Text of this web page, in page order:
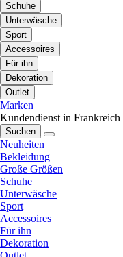
Schuhe
Unterwäsche
Sport
Accessoires
Für ihn
Dekoration
Outlet
Marken
Kundendienst in Frankreich
Suchen
Neuheiten
Bekleidung
Große Größen
Schuhe
Unterwäsche
Sport
Accessoires
Für ihn
Dekoration